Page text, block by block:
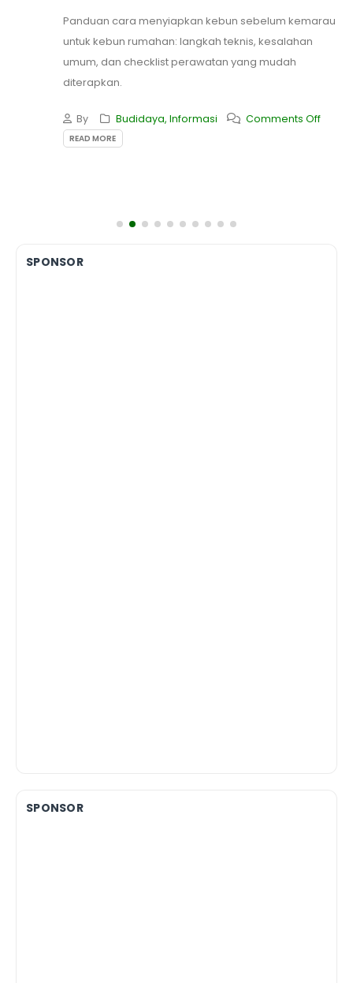
Panduan cara menyiapkan kebun sebelum kemarau
untuk kebun rumahan: langkah teknis, kesalahan
umum, dan checklist perawatan yang mudah
diterapkan.
By Budidaya, Informasi Comments Off
READ MORE
SPONSOR
SPONSOR